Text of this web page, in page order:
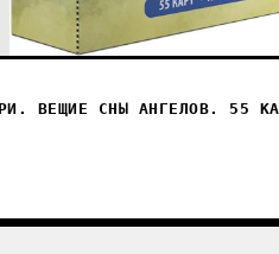
ВЕЩИЕ СНЫ АНГЕЛОВ. 55